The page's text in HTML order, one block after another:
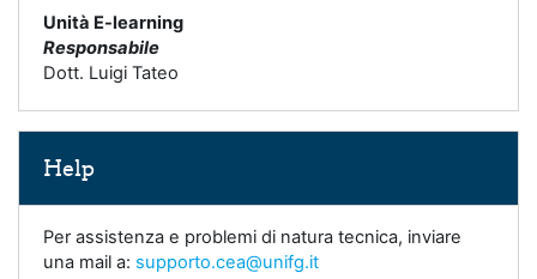
Unità E-learning
Responsabile
Dott. Luigi Tateo
Help
Per assistenza e problemi di natura tecnica, inviare
una mail a: supporto.cea@unifg.it